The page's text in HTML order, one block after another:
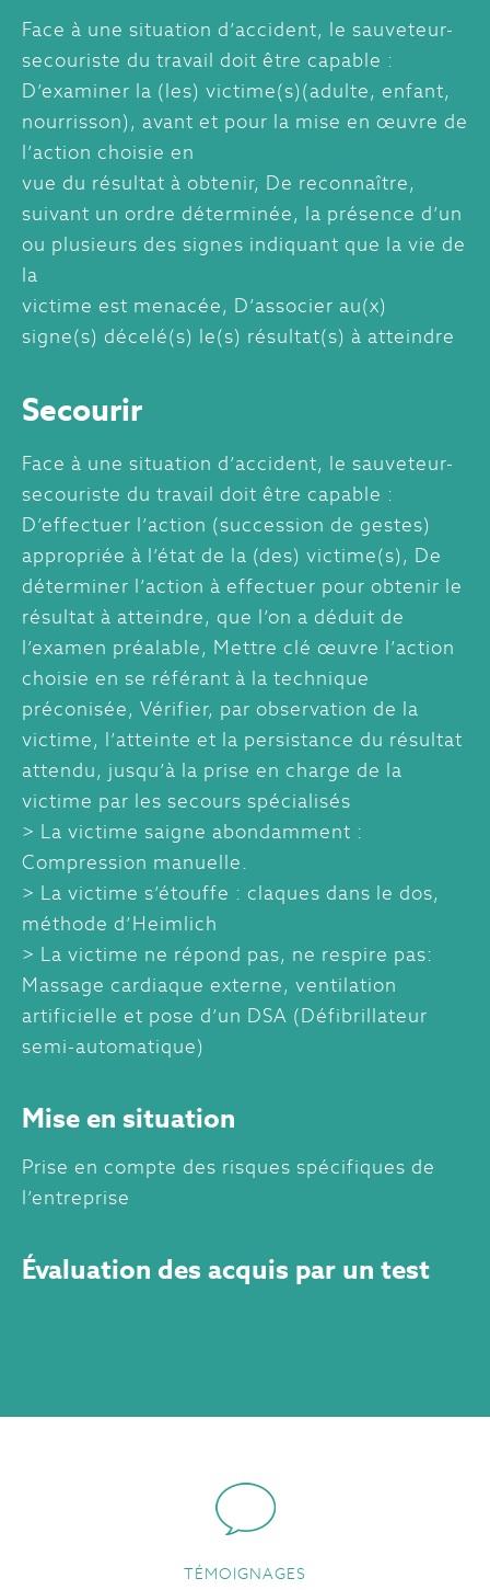
TÉMOIGNAGES
Face à une situation d’accident, le sauveteur-
secouriste du travail doit être capable :
D’examiner la (les) victime(s)(adulte, enfant,
nourrisson), avant et pour la mise en œuvre de
l’action choisie en
vue du résultat à obtenir, De reconnaître,
suivant un ordre déterminée, la présence d’un
ou plusieurs des signes indiquant que la vie de
la
victime est menacée, D’associer au(x)
signe(s) décelé(s) le(s) résultat(s) à atteindre
Secourir
Face à une situation d’accident, le sauveteur-
secouriste du travail doit être capable :
D’effectuer l’action (succession de gestes)
appropriée à l’état de la (des) victime(s), De
déterminer l’action à effectuer pour obtenir le
résultat à atteindre, que l’on a déduit de
l’examen préalable, Mettre clé œuvre l’action
choisie en se référant à la technique
préconisée, Vérifier, par observation de la
victime, l’atteinte et la persistance du résultat
attendu, jusqu’à la prise en charge de la
victime par les secours spécialisés
> La victime saigne abondamment :
Compression manuelle.
> La victime s’étouffe : claques dans le dos,
méthode d’Heimlich
> La victime ne répond pas, ne respire pas:
Massage cardiaque externe, ventilation
artificielle et pose d’un DSA (Défibrillateur
semi-automatique)
Mise en situation
Prise en compte des risques spécifiques de
l’entreprise
Évaluation des acquis par un test